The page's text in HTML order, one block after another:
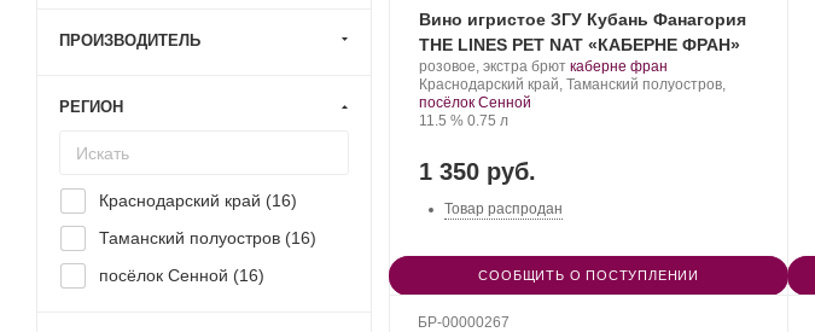
Вино игристое ЗГУ Кубань Фанагория
THE LINES PET NAT «КАБЕРНЕ ФРАН»
Производитель:
Фанагория.
розовое, экстра брют .
Сорт
каберне фран
Регион:
Краснодарский край, Таманский полуостров,
посёлок Сенной
Крепость
11.5 %. Объем
0.75 л
1 350 руб.
Товар распродан
СООБЩИТЬ О ПОСТУПЛЕНИИ
БР-00000267
ПРОИЗВОДИТЕЛЬ
РЕГИОН
Краснодарский край (16)
Таманский полуостров (16)
посёлок Сенной (16)